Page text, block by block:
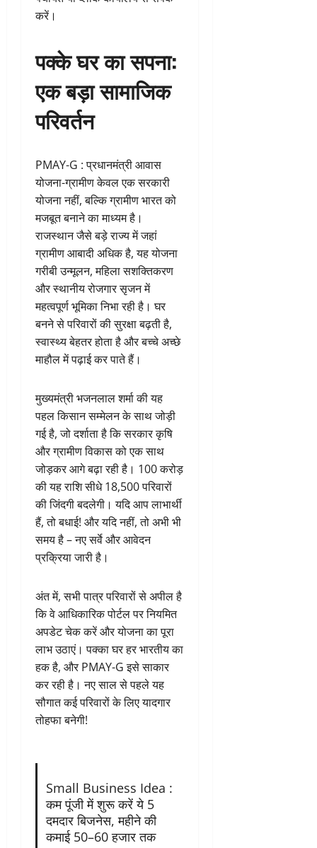
करें।
पक्के घर का सपना:
एक बड़ा सामाजिक
परिवर्तन
PMAY-G : प्रधानमंत्री आवास
योजना-ग्रामीण केवल एक सरकारी
योजना नहीं, बल्कि ग्रामीण भारत को
मजबूत बनाने का माध्यम है।
राजस्थान जैसे बड़े राज्य में जहां
ग्रामीण आबादी अधिक है, यह योजना
गरीबी उन्मूलन, महिला सशक्तिकरण
और स्थानीय रोजगार सृजन में
महत्वपूर्ण भूमिका निभा रही है। घर
बनने से परिवारों की सुरक्षा बढ़ती है,
स्वास्थ्य बेहतर होता है और बच्चे अच्छे
माहौल में पढ़ाई कर पाते हैं।
मुख्यमंत्री भजनलाल शर्मा की यह
पहल किसान सम्मेलन के साथ जोड़ी
गई है, जो दर्शाता है कि सरकार कृषि
और ग्रामीण विकास को एक साथ
जोड़कर आगे बढ़ा रही है। 100 करोड़
की यह राशि सीधे 18,500 परिवारों
की जिंदगी बदलेगी। यदि आप लाभार्थी
हैं, तो बधाई! और यदि नहीं, तो अभी भी
समय है – नए सर्वे और आवेदन
प्रक्रिया जारी है।
अंत में, सभी पात्र परिवारों से अपील है
कि वे आधिकारिक पोर्टल पर नियमित
अपडेट चेक करें और योजना का पूरा
लाभ उठाएं। पक्का घर हर भारतीय का
हक है, और PMAY-G इसे साकार
कर रही है। नए साल से पहले यह
सौगात कई परिवारों के लिए यादगार
तोहफा बनेगी!
Small Business Idea :
कम पूंजी में शुरू करें ये 5
दमदार बिजनेस, महीने की
कमाई 50–60 हजार तक